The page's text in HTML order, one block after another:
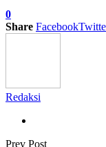
0
Share Facebook
Redaksi
Prev Post